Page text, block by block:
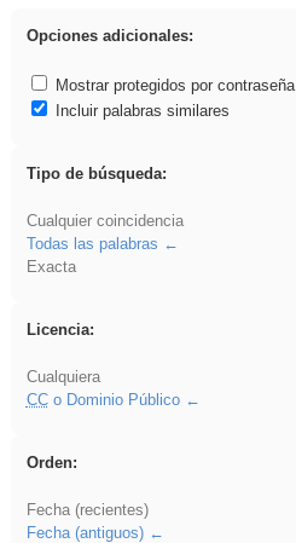
Opciones adicionales:
Mostrar protegidos por contraseña
Incluir palabras similares
Tipo de búsqueda:
Cualquier coincidencia
Todas las palabras
Exacta
Licencia:
Cualquiera
CCo Dominio Público
Orden:
Fecha (recientes)
Fecha (antiguos)